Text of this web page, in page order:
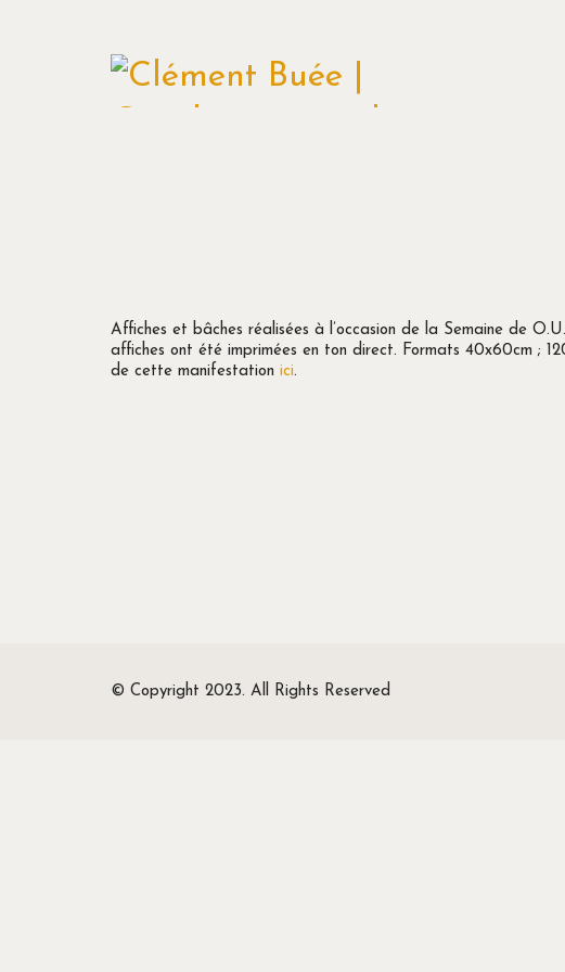
Affiches et bâches réalisées à l’occasion de la Semaine de
affiches ont été imprimées en ton direct. Formats 40x60cm ;
de cette manifestation ici.
© Copyright 2023. All Rights Reserved